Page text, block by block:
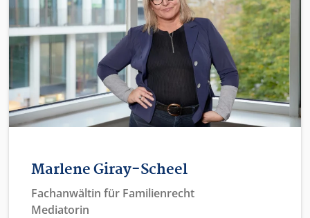
Marlene Giray-Scheel
Fachanwältin für Familienrecht
Mediatorin